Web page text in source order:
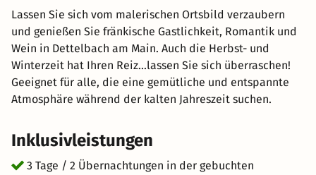
Lassen Sie sich vom malerischen Ortsbild verzaubern
und genießen Sie fränkische Gastlichkeit, Romantik und
Wein in Dettelbach am Main. Auch die Herbst- und
Winterzeit hat Ihren Reiz...lassen Sie sich überraschen!
Geeignet für alle, die eine gemütliche und entspannte
Atmosphäre während der kalten Jahreszeit suchen.
Inklusivleistungen
3 Tage / 2 Übernachtungen in der gebuchten